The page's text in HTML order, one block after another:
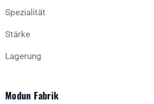
Spezialität
Stärke
Lagerung
Modun Fabrik